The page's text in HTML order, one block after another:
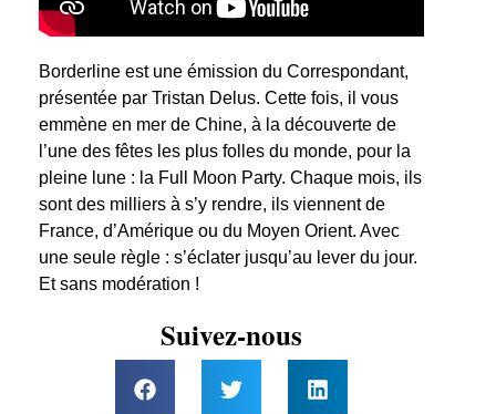
Borderline est une émission du Correspondant,
présentée par Tristan Delus. Cette fois, il vous
emmène en mer de Chine, à la découverte de
l’une des fêtes les plus folles du monde, pour la
pleine lune : la Full Moon Party. Chaque mois, ils
sont des milliers à s’y rendre, ils viennent de
France, d’Amérique ou du Moyen Orient. Avec
une seule règle : s’éclater jusqu’au lever du jour.
Et sans modération !
Suivez-nous